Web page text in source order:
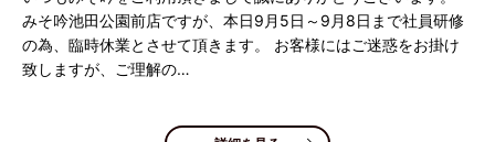
みそ吟池田公園前店ですが、本日9月5日～9月8日まで社員研修
の為、臨時休業とさせて頂きます。 お客様にはご迷惑をお掛け
致しますが、ご理解の…